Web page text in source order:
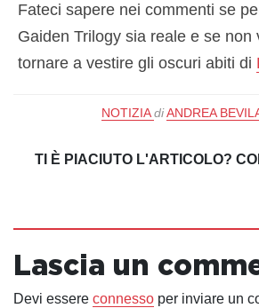
Fateci sapere nei commenti se
Gaiden Trilogy sia reale e se non
tornare a vestire gli oscuri abiti di
NOTIZIA di ANDREA
TI È PIACIUTO L'ARTICOLO?
Lascia un
Devi essere connesso per inviare un